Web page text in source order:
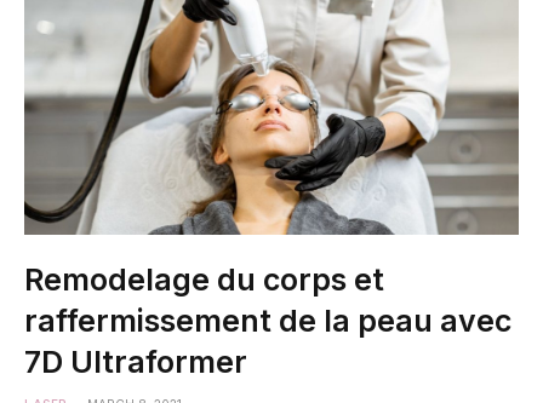
Remodelage du corps et
raffermissement de la peau avec
7D Ultraformer